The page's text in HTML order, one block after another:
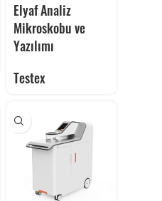
Elyaf Analiz
Mikroskobu ve
Yazılımı
Testex